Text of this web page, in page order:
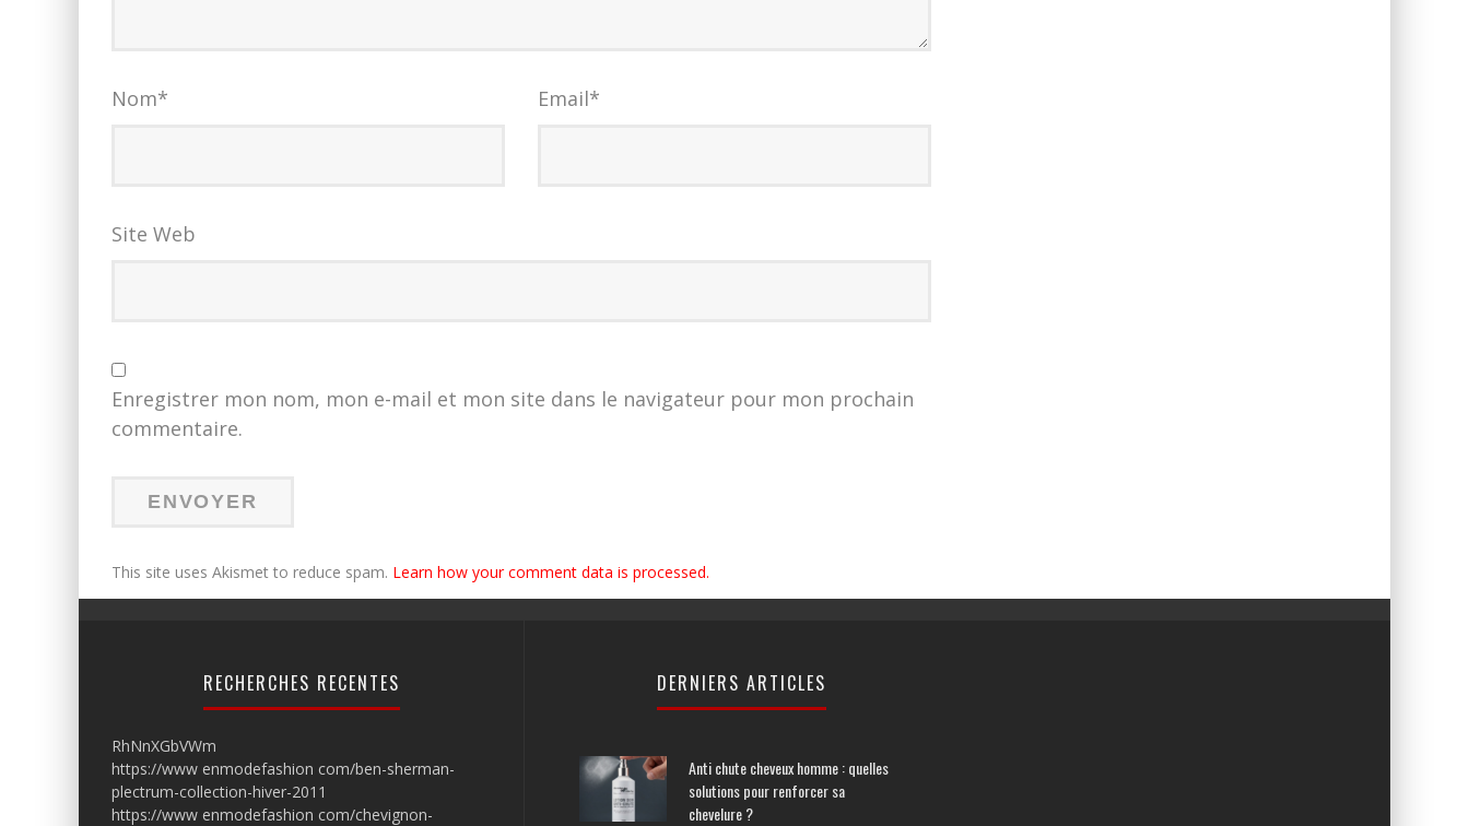
Nom* Email*
Site Web
Enregistrer mon nom, mon e-mail et mon site dans le navigateur pour mon prochain
commentaire.
This site uses Akismet to reduce spam. Learn how your comment data is processed.
RECHERCHES RECENTES
RhNnXGbVWm
https://www enmodefashion com/ben-sherman-
plectrum-collection-hiver-2011
https://www enmodefashion com/chevignon-
DERNIERS ARTICLES
Anti chute cheveux homme : quelles
solutions pour renforcer sa
chevelure ?